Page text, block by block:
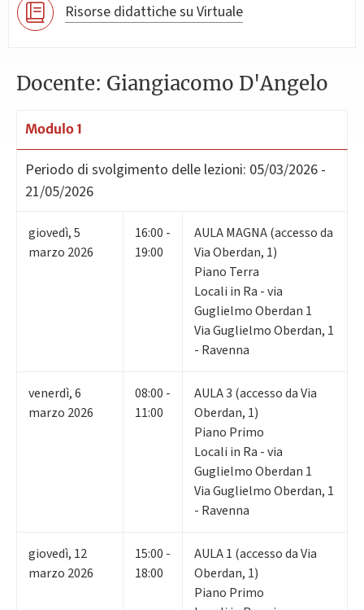
Risorse didattiche su Virtuale
Docente: Giangiacomo D'Angelo
Modulo 1
Periodo di svolgimento delle lezioni: 05/03/2026 -
21/05/2026
giovedì,5
marzo 2026
16:00 -
19:00
AULA MAGNA (accesso da
Via Oberdan, 1)
Piano Terra
Locali in Ra - via
Guglielmo Oberdan 1
Via Guglielmo Oberdan, 1
- Ravenna
venerdì,6
marzo 2026
08:00 -
11:00
AULA 3 (accesso da Via
Oberdan, 1)
Piano Primo
Locali in Ra - via
Guglielmo Oberdan 1
Via Guglielmo Oberdan, 1
- Ravenna
giovedì, 12
marzo 2026
15:00 -
18:00
AULA 1 (accesso da Via
Oberdan, 1)
Piano Primo